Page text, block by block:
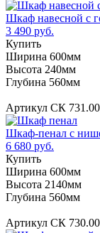
Шкаф навесной с
3 490 руб.
Купить
Ширина 600мм
Высота 240мм
Глубина 560мм
Артикул СК
Шкаф-пенал с
6 680 руб.
Купить
Ширина 600мм
Высота 2140мм
Глубина 560мм
Артикул СК 730.00